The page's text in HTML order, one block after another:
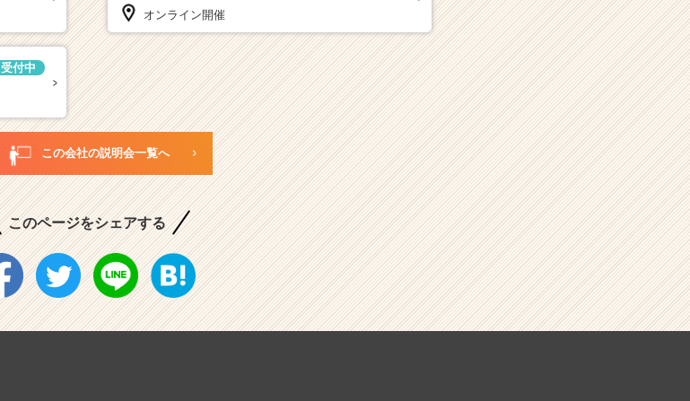
オンライン開催
受付中
この会社の説明会一覧へ
このページをシェアする